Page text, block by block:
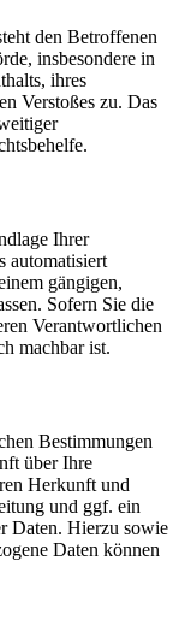
den Betroffenen
insbesondere in
ihres
Verstoßes zu. Das
Ihrer
automatisiert
gängigen,
Sofern Sie die
Verantwortlichen
machbar ist.
Bestimmungen
über Ihre
Herkunft und
und ggf. ein
Daten. Hierzu sowie
Daten können